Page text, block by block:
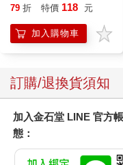
79 折 特價 118 元
加入購物車
訂購/退換貨須知
加入金石堂 LINE 官方
態：